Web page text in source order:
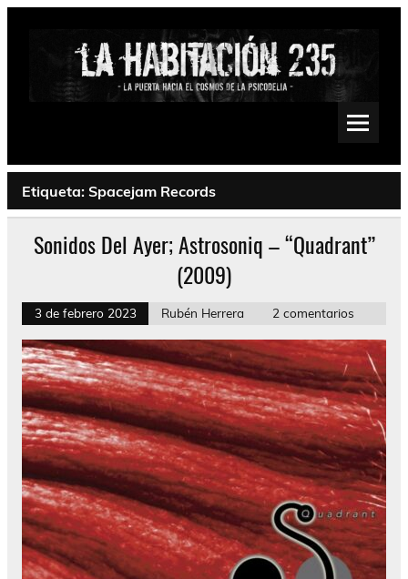
Saltar
Psychedelic, Stoner, Doom, Sludge, Fuzz, Space, Drone
Etiqueta: Spacejam Records
Sonidos Del Ayer; Astrosoniq – “Quadrant”
(2009)
3 de febrero 2023 Rubén Herrera 2 comentarios